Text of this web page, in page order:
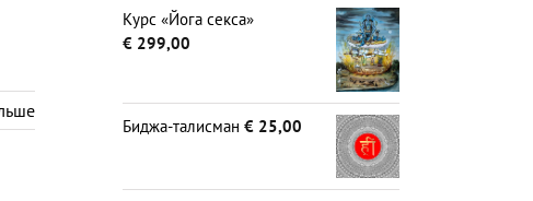
Курс «Йога секса»
€ 299,00
Биджа-талисман € 25,00